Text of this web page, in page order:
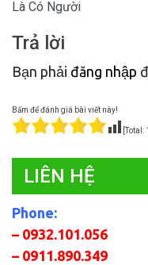
viết
Là Có Người
Trả lời
Bạn phải đăng nhập
Bấm để đánh giá bài viết này!
[Total: 1
LIÊN HỆ
Phone:
– 0932.101.056
– 0911.890.349